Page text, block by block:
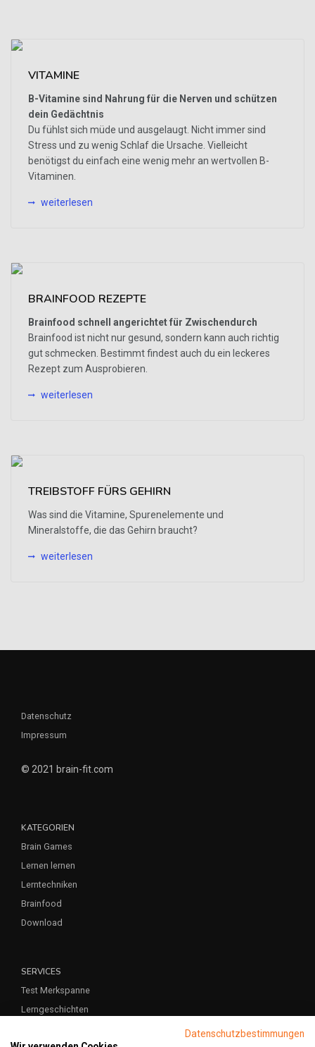
VITAMINE
B-Vitamine sind Nahrung für die Nerven und schützen
dein Gedächtnis
Du fühlst sich müde und ausgelaugt. Nicht immer sind
Stress und zu wenig Schlaf die Ursache. Vielleicht
benötigst du einfach eine wenig mehr an wertvollen B-
Vitaminen.
weiterlesen
BRAINFOOD REZEPTE
Brainfood schnell angerichtet für Zwischendurch
Brainfood ist nicht nur gesund, sondern kann auch richtig
gut schmecken. Bestimmt findest auch du ein leckeres
Rezept zum Ausprobieren.
weiterlesen
TREIBSTOFF FÜRS GEHIRN
Was sind die Vitamine, Spurenelemente und
Mineralstoffe, die das Gehirn braucht?
weiterlesen
Datenschutz
Impressum
© 2021 brain-fit.com
KATEGORIEN
Brain Games
Lernen lernen
Lerntechniken
Brainfood
Download
SERVICES
Test Merkspanne
Lerngeschichten
Datenschutzbestimmungen